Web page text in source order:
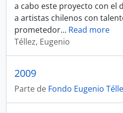
a cabo este proyecto con el
a artistas chilenos con
prometedor… Read more
Téllez, Eugenio
2009
Parte de Fondo Eugenio